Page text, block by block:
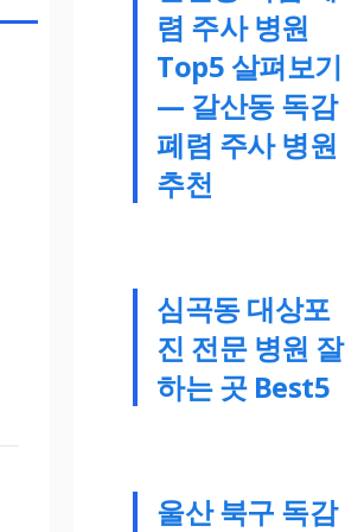
렴 주사 병원
Top5 살펴보기
— 갈산동 독감
폐렴 주사 병원
추천
심곡동 대상포
진 전문 병원 잘
하는 곳 Best5
울산 북구 독감